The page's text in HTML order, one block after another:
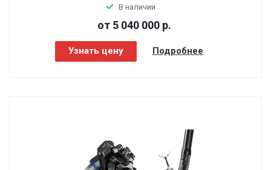
В наличии
от 5 040 000 р.
Узнать цену Подробнее